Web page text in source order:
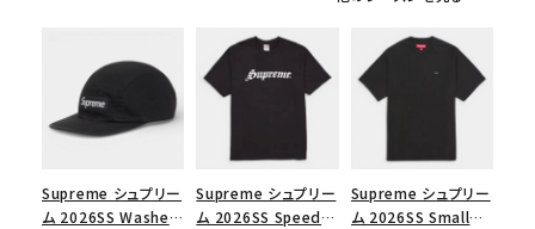
コラボレーションブランドから探す
シーズンから探す
並び順
Supreme シュプリー
ム 2026SS Washed
Supreme シュプリー
ム 2026SS Speed
Supreme シュプリー
ム 2026SS Small